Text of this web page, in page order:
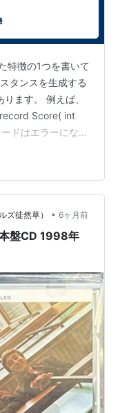
特徴の1つを書いて
タンスを生成する
ます。 例えば、
Score( int
ドはエラーになり
新しく作る） レ
を変えたい場合は
と思…
徒然草） • 6ヶ月前
盤CD 1998年